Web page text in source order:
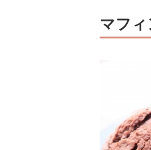
マフ